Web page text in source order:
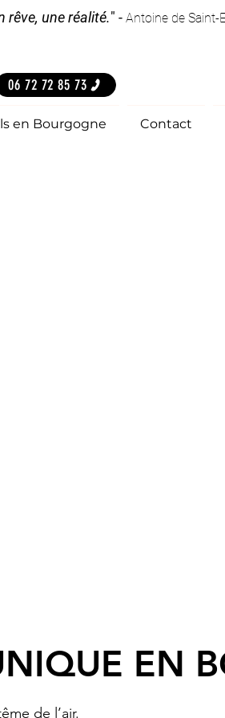
rêve, une réalité." - Antoine de Saint-
06 72 72 85 73
en Bourgogne Contact
EN
de l’air.